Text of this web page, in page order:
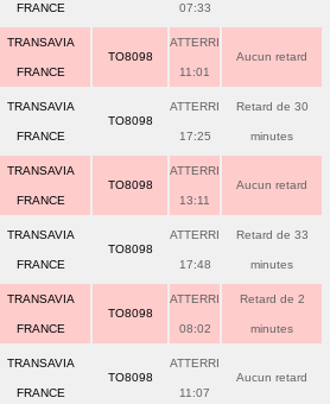
FRANCE 07:33
TRANSAVIA
FRANCE
TO8098
ATTERRI
11:01
Aucun retard
TRANSAVIA
FRANCE
TO8098
ATTERRI
17:25
Retard de 30
minutes
TRANSAVIA
FRANCE
TO8098
ATTERRI
13:11
Aucun retard
TRANSAVIA
FRANCE
TO8098
ATTERRI
17:48
Retard de 33
minutes
TRANSAVIA
FRANCE
TO8098
ATTERRI
08:02
Retard de 2
minutes
TRANSAVIA
FRANCE
TO8098
ATTERRI
11:07
Aucun retard